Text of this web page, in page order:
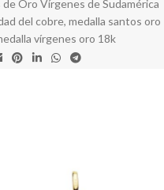
de Oro Vírgenes de Sudamérica
del cobre, medalla santos oro
vírgenes oro 18k